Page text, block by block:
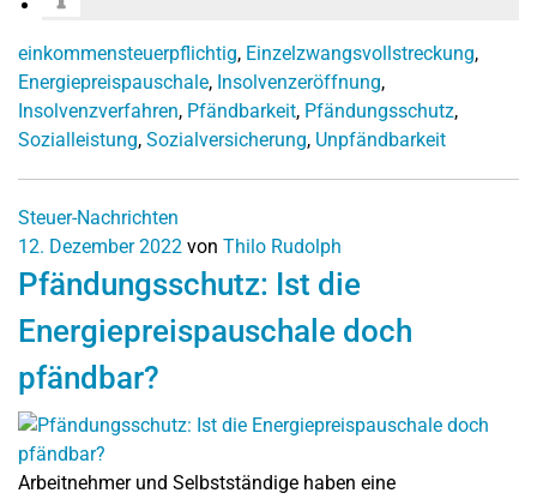
einkommensteuerpflichtig, Einzelzwangsvollstreckung,
Energiepreispauschale, Insolvenzeröffnung,
Insolvenzverfahren, Pfändbarkeit, Pfändungsschutz,
Sozialleistung, Sozialversicherung, Unpfändbarkeit
Steuer-Nachrichten
12. Dezember 2022 von Thilo Rudolph
Pfändungsschutz: Ist die
Energiepreispauschale doch
pfändbar?
Arbeitnehmer und Selbstständige haben eine